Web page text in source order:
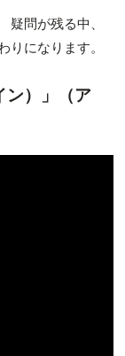
問が残る中、
りになります。
ン）」（ア